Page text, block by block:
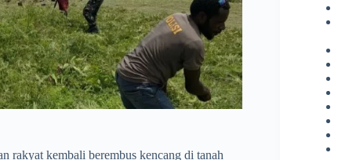
rakyat kembali berembus kencang di tanah